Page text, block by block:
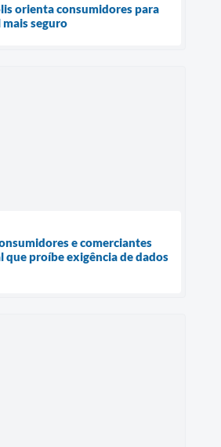
orienta consumidores para
seguro
e comerciantes
que proíbe exigência de dados